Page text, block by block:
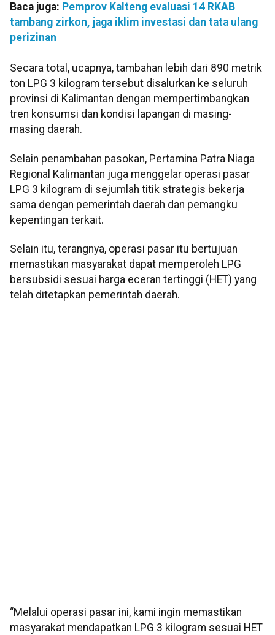
Baca juga: Pemprov Kalteng evaluasi 14 RKAB
tambang zirkon, jaga iklim investasi dan tata ulang
perizinan
Secara total, ucapnya, tambahan lebih dari 890 metrik
ton LPG 3 kilogram tersebut disalurkan ke seluruh
provinsi di Kalimantan dengan mempertimbangkan
tren konsumsi dan kondisi lapangan di masing-
masing daerah.
Selain penambahan pasokan, Pertamina Patra Niaga
Regional Kalimantan juga menggelar operasi pasar
LPG 3 kilogram di sejumlah titik strategis bekerja
sama dengan pemerintah daerah dan pemangku
kepentingan terkait.
Selain itu, terangnya, operasi pasar itu bertujuan
memastikan masyarakat dapat memperoleh LPG
bersubsidi sesuai harga eceran tertinggi (HET) yang
telah ditetapkan pemerintah daerah.
“Melalui operasi pasar ini, kami ingin memastikan
masyarakat mendapatkan LPG 3 kilogram sesuai HET